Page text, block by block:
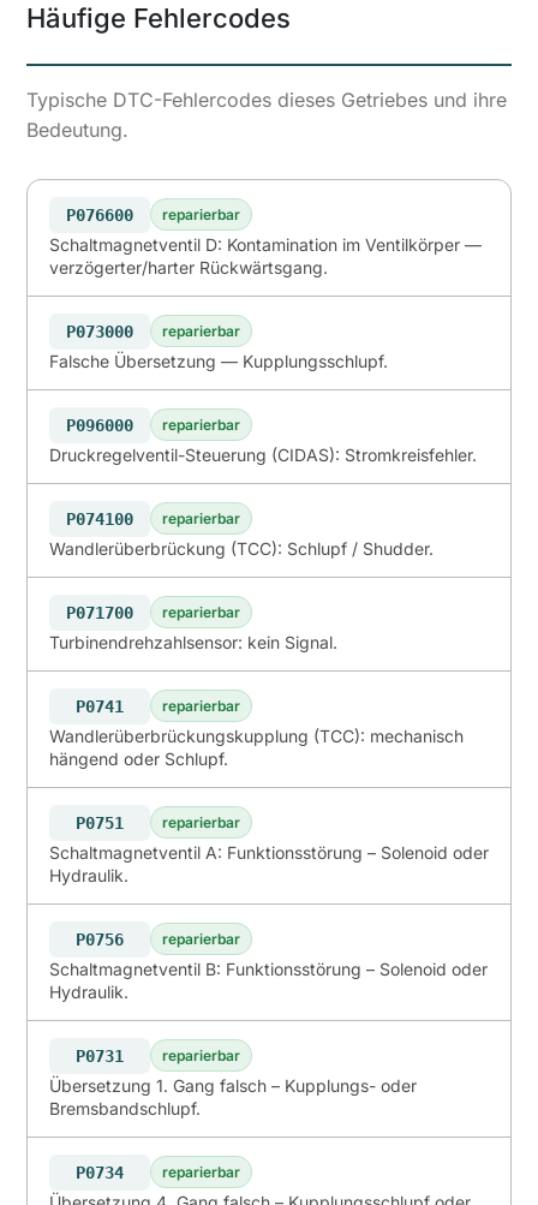
Häufige Fehlercodes
Typische DTC-Fehlercodes dieses Getriebes und ihre
Bedeutung.
P076600
Schaltmagnetventil D: Kontamination im Ventilkörper —
verzögerter/harter Rückwärtsgang.
reparierbar
P073000
Falsche Übersetzung — Kupplungsschlupf.
reparierbar
P096000
Druckregelventil-Steuerung (CIDAS): Stromkreisfehler.
reparierbar
P074100
Wandlerüberbrückung (TCC): Schlupf / Shudder.
reparierbar
P071700
Turbinendrehzahlsensor: kein Signal.
reparierbar
P0741
Wandlerüberbrückungskupplung (TCC): mechanisch
hängend oder Schlupf.
reparierbar
P0751
Schaltmagnetventil A: Funktionsstörung – Solenoid oder
Hydraulik.
reparierbar
P0756
Schaltmagnetventil B: Funktionsstörung – Solenoid oder
Hydraulik.
reparierbar
P0731
Übersetzung 1. Gang falsch – Kupplungs- oder
Bremsbandschlupf.
reparierbar
P0734 reparierbar